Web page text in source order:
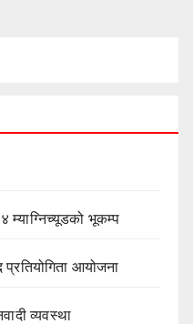
म्याग्निच्यूडको भूकम्प
आयोजना
व्यवस्था